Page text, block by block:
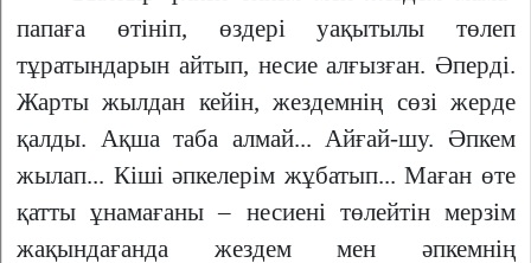
папаға өтініп, өздері уақытылы төлеп
тұратындарын айтып, несие алғызған. Әперді.
Жарты жылдан кейін, жездемнің сөзі жерде
қалды. Ақша таба алмай... Айғай-шу. Әпкем
жылап... Кіші әпкелерім жұбатып... Маған өте
қатты ұнамағаны – несиені төлейтін мерзім
жақындағанда жездем мен әпкемнің